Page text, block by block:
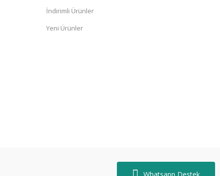
Whatsapp Destek
İndirimli Ürünler
Yeni Ürünler